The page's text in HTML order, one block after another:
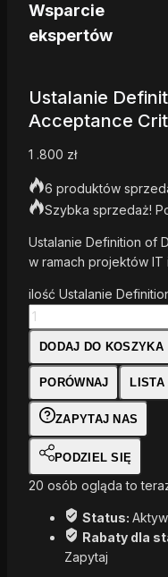
Wsparcie
ekspertów
Ustalanie
Acceptance
1 .800 zł
6 produktów
Szybka sprzedaż!
Ustalanie Definition of
w ramach projektów IT
ilość Ustalanie
DODAJ DO KOSZYKA
PORÓWNAJ LISTA
ZAPYTAJ NAS
PODZIEL SIĘ
20 osób ogląda to
Status:
Rabaty dla
Zapytaj